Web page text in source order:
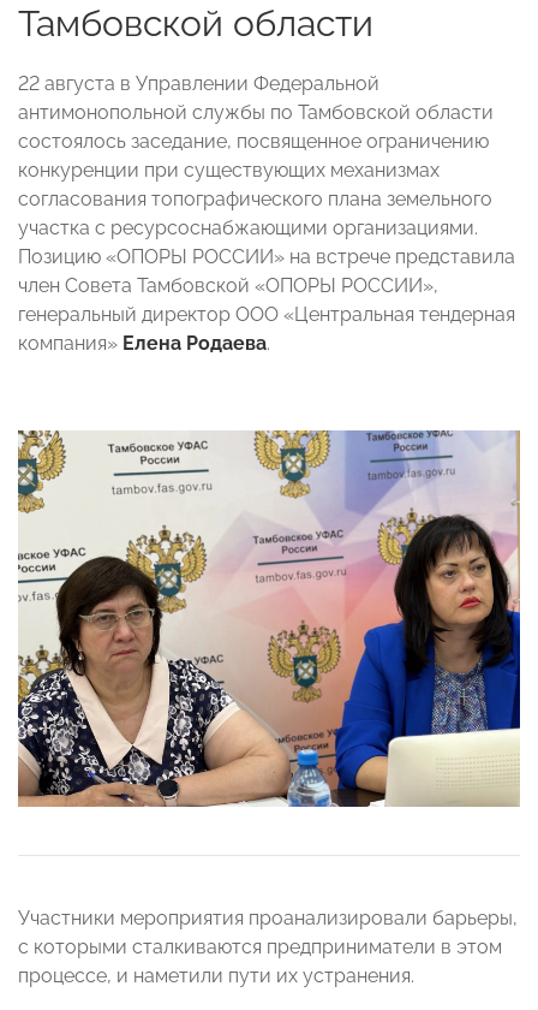
Тамбовской области
22 августа в Управлении Федеральной
антимонопольной службы по Тамбовской области
состоялось заседание, посвященное ограничению
конкуренции при существующих механизмах
согласования топографического плана земельного
участка с ресурсоснабжающими организациями.
Позицию «ОПОРЫ РОССИИ» на встрече представила
член Совета Тамбовской «ОПОРЫ РОССИИ»,
генеральный директор ООО «Центральная тендерная
компания» Елена Родаева.
Участники мероприятия проанализировали барьеры,
с которыми сталкиваются предприниматели в этом
процессе, и наметили пути их устранения.